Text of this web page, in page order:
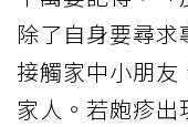
除了自身要尋
接觸家中小朋
家人。若皰疹